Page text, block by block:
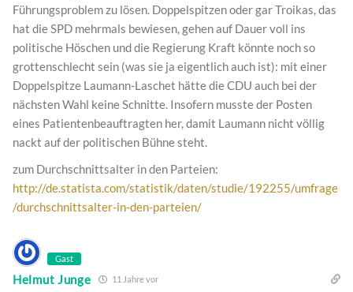
Führungsproblem zu lösen. Doppelspitzen oder gar Troikas, das
hat die SPD mehrmals bewiesen, gehen auf Dauer voll ins
politische Höschen und die Regierung Kraft könnte noch so
grottenschlecht sein (was sie ja eigentlich auch ist): mit einer
Doppelspitze Laumann-Laschet hätte die CDU auch bei der
nächsten Wahl keine Schnitte. Insofern musste der Posten
eines Patientenbeauftragten her, damit Laumann nicht völlig
nackt auf der politischen Bühne steht.
zum Durchschnittsalter in den Parteien:
http://de.statista.com/statistik/daten/studie/192255/umfrage
/durchschnittsalter-in-den-parteien/
Gast
Helmut Junge 11 Jahre vor